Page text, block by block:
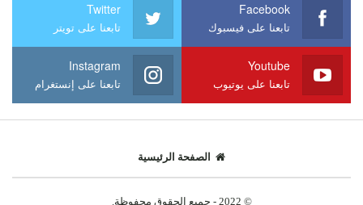
Facebook
تابعنا على فيسبوك
Twitter
تابعنا على تويتر
Youtube
تابعنا على يوتيوب
Instagram
تابعنا على إنستغرام
الصفحة الرئيسية
© 2022 - جميع الحقوق محفوظة.